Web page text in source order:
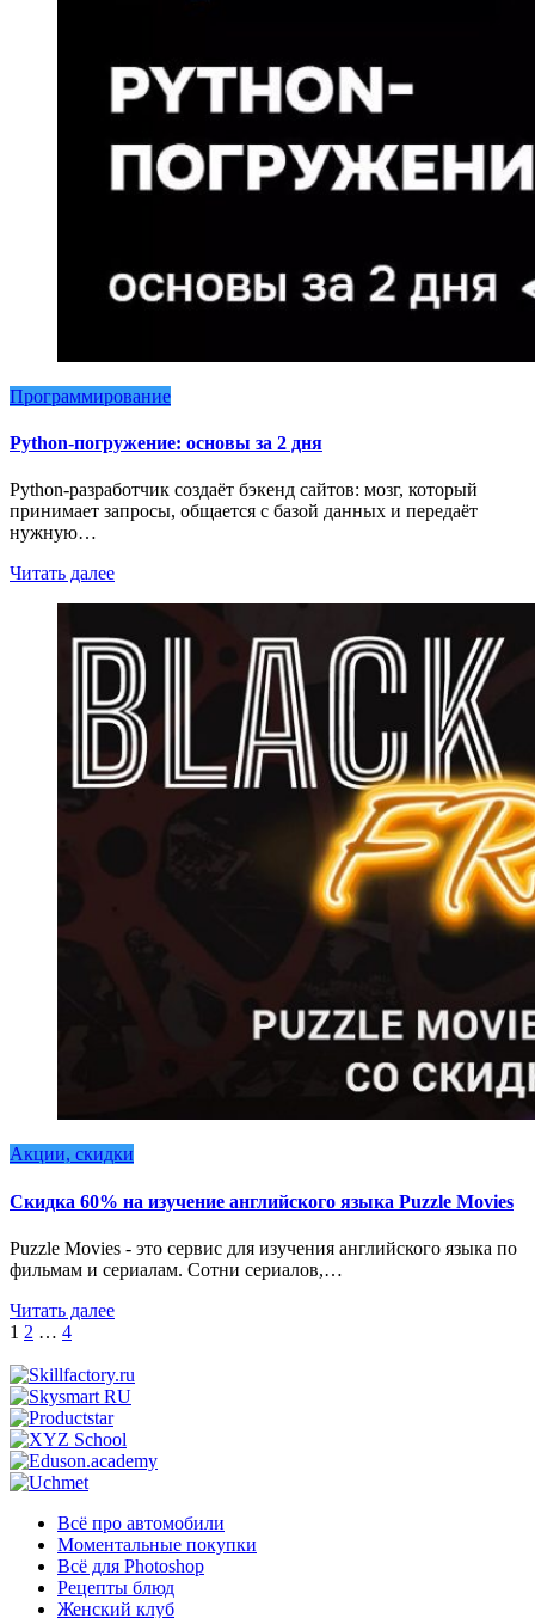
Программирование
Python-погружение: основы за 2 дня
Python-разработчик создаёт бэкенд сайтов: мозг, который
принимает запросы, общается с базой данных и передаёт
нужную…
Читать далее
Акции, скидки
Скидка 60% на изучение английского языка Puzzle Movies
Puzzle Movies - это сервис для изучения английского языка по
фильмам и сериалам. Сотни сериалов,…
Читать далее
Пагинация
записей
1 2 … 4
Всё про автомобили
Моментальные покупки
Всё для Photoshop
Рецепты блюд
Женский клуб